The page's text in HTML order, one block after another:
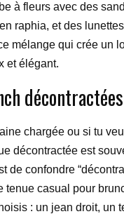
à fleurs avec des
raphia, et des
mélange qui crée un
et élégant.
décontractées
chargée ou si tu
décontractée est
de confondre
tenue casual pour
: un jean droit, un